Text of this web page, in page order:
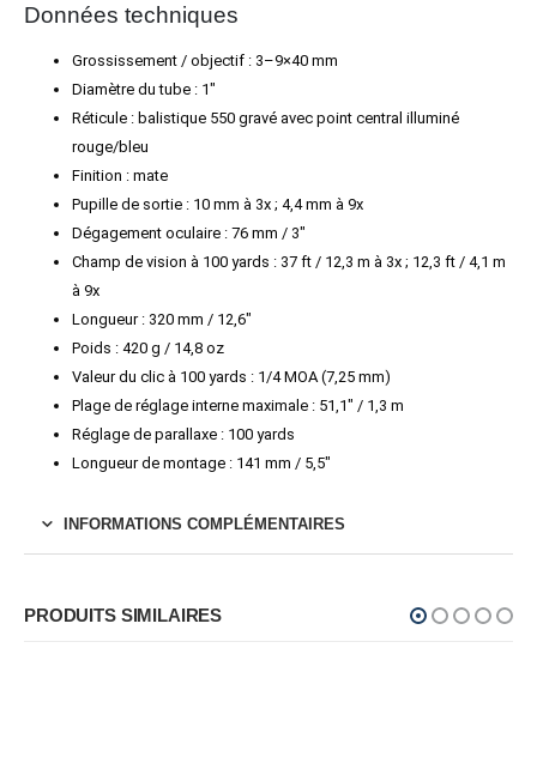
Données techniques
Grossissement / objectif : 3–9×40 mm
Diamètre du tube : 1″
Réticule : balistique 550 gravé avec point central illuminé
rouge/bleu
Finition : mate
Pupille de sortie : 10 mm à 3x ; 4,4 mm à 9x
Dégagement oculaire : 76 mm / 3″
Champ de vision à 100 yards : 37 ft / 12,3 m à 3x ; 12,3 ft / 4,1 m
à 9x
Longueur : 320 mm / 12,6″
Poids : 420 g / 14,8 oz
Valeur du clic à 100 yards : 1/4 MOA (7,25 mm)
Plage de réglage interne maximale : 51,1″ / 1,3 m
Réglage de parallaxe : 100 yards
Longueur de montage : 141 mm / 5,5″
INFORMATIONS COMPLÉMENTAIRES
PRODUITS SIMILAIRES